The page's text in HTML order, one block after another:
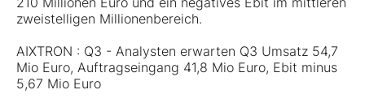
zweistelligen Millionenbereich.
AIXTRON : Q3 - Analysten erwarten Q3 Umsatz 54,7
Mio Euro, Auftragseingang 41,8 Mio Euro, Ebit minus
5,67 Mio Euro